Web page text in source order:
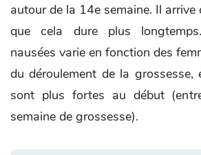
autour de la 14e semaine. Il
que cela dure plus
nausées varie en fonction des
du déroulement de la grossesse,
sont plus fortes au début
semaine de grossesse).